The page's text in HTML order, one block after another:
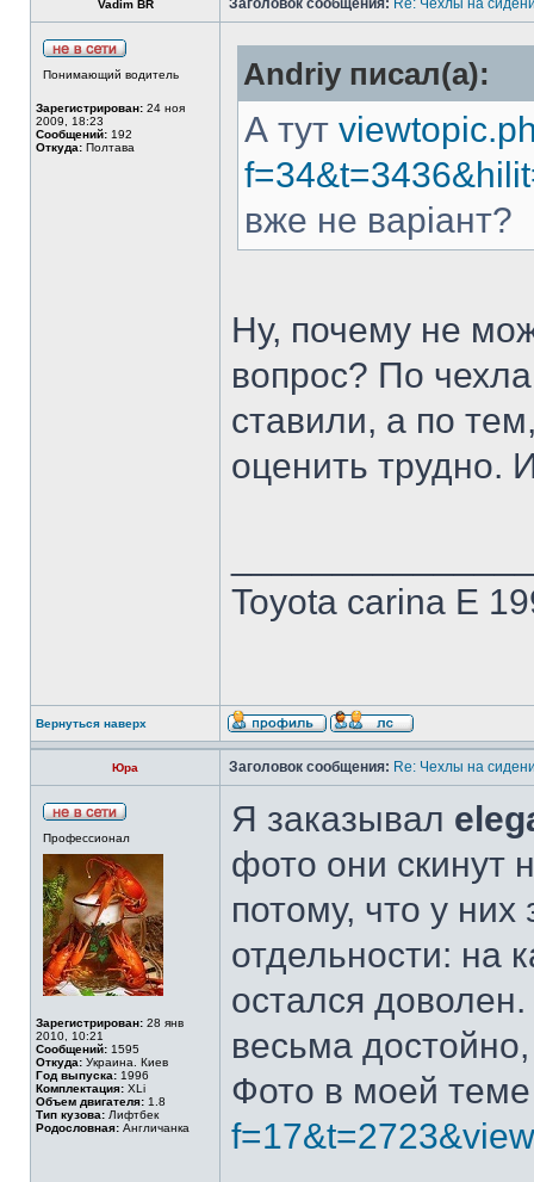
Vadim BR Заголовок сообщения: Re: Чехлы на
Понимающий водитель
Зарегистрирован: 24 ноя
2009, 18:23
Сообщений: 192
Откуда: Полтава
Andriy писал(а):
А тут
вже не варіант?
Ну, почему не
вопрос? По
ставили, а по
оценить трудно.
Toyota carina E
Вернуться наверх
Юра Заголовок сообщения: Re: Чехлы на
Профессионал
Зарегистрирован: 28 янв
2010, 10:21
Сообщений: 1595
Откуда: Украина. Киев
Год выпуска: 1996
Комплектация: XLi
Объем двигателя: 1.8
Тип кузова: Лифтбек
Родословная: Англичанка
Я заказывал
фото они скинут
потому, что у
отдельности: на
остался
весьма
Фото в моей